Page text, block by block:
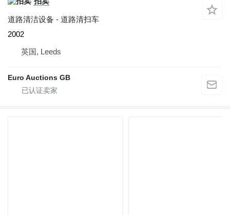
道路清洁设备 - 道路清扫车
2002
英国, Leeds
Euro Auctions GB